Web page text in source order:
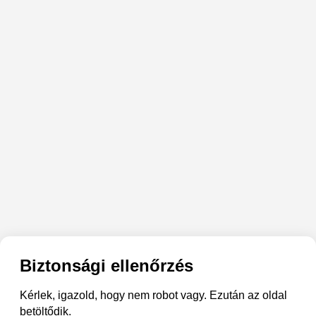
Biztonsági ellenőrzés
Kérlek, igazold, hogy nem robot vagy. Ezután az oldal
betöltődik.